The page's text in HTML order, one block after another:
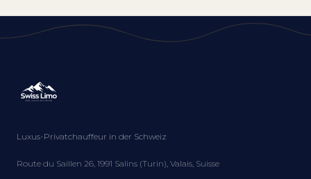
Luxus-Privatchauffeur in der Schweiz
Route du Saillen 26, 1991 Salins (Turin), Valais, Suisse